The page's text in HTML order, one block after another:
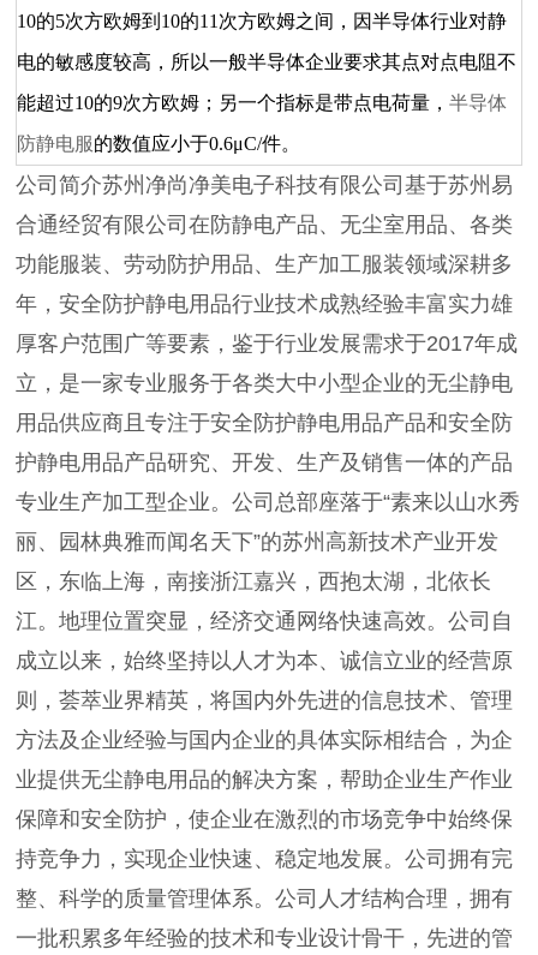
10的5次方欧姆到10的11次方欧姆之间，因半导体行业对静
电的敏感度较高，所以一般半导体企业要求其点对点电阻不
能超过10的9次方欧姆；另一个指标是带点电荷量，半导体
防静电服的数值应小于0.6μC/件。
公司简介苏州净尚净美电子科技有限公司基于苏州易
合通经贸有限公司在防静电产品、无尘室用品、各类
功能服装、劳动防护用品、生产加工服装领域深耕多
年，安全防护静电用品行业技术成熟经验丰富实力雄
厚客户范围广等要素，鉴于行业发展需求于2017年成
立，是一家专业服务于各类大中小型企业的无尘静电
用品供应商且专注于安全防护静电用品产品和安全防
护静电用品产品研究、开发、生产及销售一体的产品
专业生产加工型企业。公司总部座落于“素来以山水秀
丽、园林典雅而闻名天下”的苏州高新技术产业开发
区，东临上海，南接浙江嘉兴，西抱太湖，北依长
江。地理位置突显，经济交通网络快速高效。公司自
成立以来，始终坚持以人才为本、诚信立业的经营原
则，荟萃业界精英，将国内外先进的信息技术、管理
方法及企业经验与国内企业的具体实际相结合，为企
业提供无尘静电用品的解决方案，帮助企业生产作业
保障和安全防护，使企业在激烈的市场竞争中始终保
持竞争力，实现企业快速、稳定地发展。公司拥有完
整、科学的质量管理体系。公司人才结构合理，拥有
一批积累多年经验的技术和专业设计骨干，先进的管